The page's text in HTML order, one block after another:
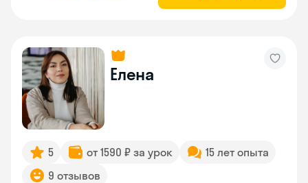
Елена
5 от 1590 ₽ за урок
15 лет опыта
9 отзывов